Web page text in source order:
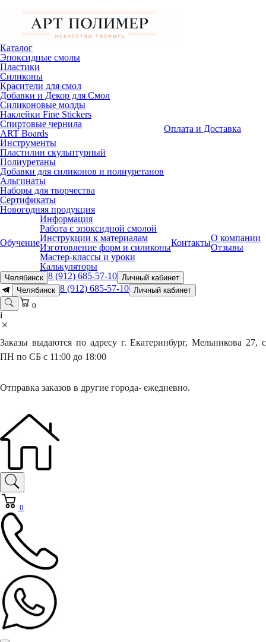
Каталог
Эпоксидные смолы
Пластики
Силиконы
Красители для смол
Добавки и Декор для Смол
Силиконовые молды
Наклейки Fine Stickers
Спиртовые чернила
ART Boards
Инструменты
Пластилин скульптурный
Полиуретаны
Добавки для силиконов и полиуретанов
Альгинаты
Наборы для творчества
Сертификаты
Новогодняя продукция
Оплата и Доставка
Обучение
Информация
Работа с эпоксидной смолой
Инструкции к материалам
Изготовление форм и силиконы
Мастер-классы и уроки
Калькуляторы
КонтактыО компании
Отзывы
Челябинск 8 (912) 685-57-10 Личный кабинет
Челябинск 8 (912) 685-57-10 Личный кабинет
0
i
Заказы выдаются по адресу г. Екатеринбург, Мельникова 27, с
ПН по СБ с 11:00 до 18:00
Отправка заказов в другие города- ежедневно.
0